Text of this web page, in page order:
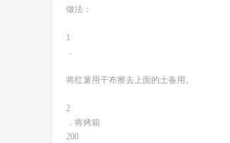
做法：
1
．
将红薯用干布擦去上面的土备用。
2
．将烤箱
200